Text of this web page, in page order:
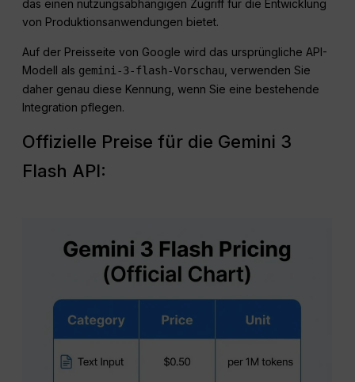
das einen nutzungsabhängigen Zugriff für die Entwicklung
von Produktionsanwendungen bietet.
Auf der Preisseite von Google wird das ursprüngliche API-
Modell als gemini-3-flash-Vorschau , verwenden Sie
daher genau diese Kennung, wenn Sie eine bestehende
Integration pflegen.
Offizielle Preise für die Gemini 3
Flash API: